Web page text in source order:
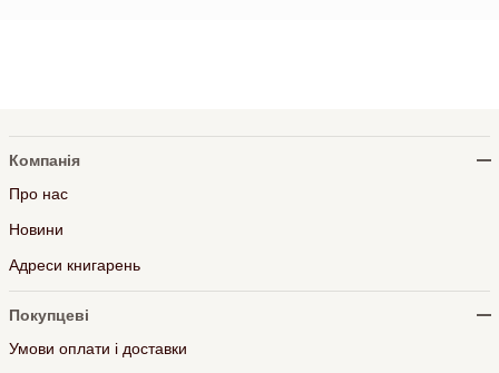
Компанія
Про нас
Новини
Адреси книгарень
Покупцеві
Умови оплати і доставки